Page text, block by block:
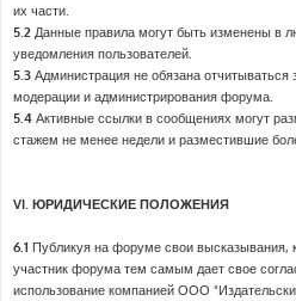
их части.
5.2 Данные правила могут быть изменены в
уведомления пользователей.
5.3 Администрация не обязана отчитываться
модерации и администрирования форума.
5.4 Активные ссылки в сообщениях могут
стажем не менее недели и разместившие
VI. ЮРИДИЧЕСКИЕ ПОЛОЖЕНИЯ
6.1 Публикуя на форуме свои высказывания,
участник форума тем самым дает свое
использование компанией ООО